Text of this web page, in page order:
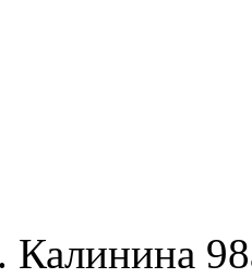
Калинина